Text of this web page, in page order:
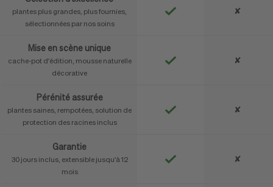
plantes plus grandes, plus fournies,
sélectionnées par nos soins
✘
Mise en scène unique
cache-pot d'édition, mousse naturelle
décorative
✘
Pérénité assurée
plantes saines, rempotées, solution de
protection des racines inclus
✘
Garantie
30 jours inclus, extensible jusqu'à 12
mois
✘